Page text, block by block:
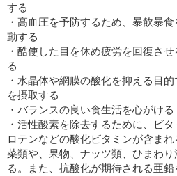
する
・高血圧を予防するため、暴飲暴
動する
・酷使した目を休め疲労を回復さ
る
・水晶体や網膜の酸化を抑える目
を摂取する
・バランスの良い食生活を心がける
・活性酸素を除去するために、ビ
ロテンなどの酸化ビタミンが含ま
菜類や、果物、ナッツ類、ひまわ
る。また、抗酸化が期待される亜